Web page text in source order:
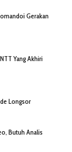
Gerakan
Yang Akhiri
Longsor
Butuh Analis